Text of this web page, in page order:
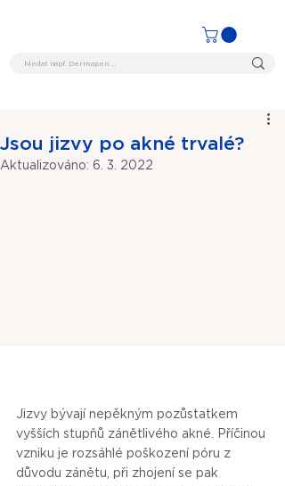
Jsou jizvy po akné trvalé?
Aktualizováno: 6. 3. 2022
Jizvy bývají nepěkným pozůstatkem
vyšších stupňů zánětlivého akné. Příčinou
vzniku je rozsáhlé poškození póru z
důvodu zánětu, při zhojení se pak